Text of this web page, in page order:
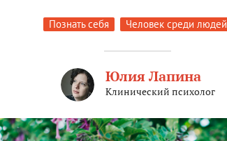
Познать себя Человек среди людей
Юлия Лапина
Клинический психолог